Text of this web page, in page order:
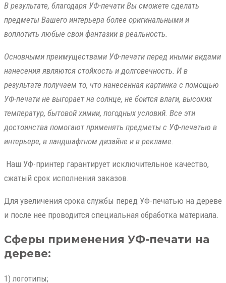
В результате, благодаря УФ-печати Вы сможете сделать
предметы Вашего интерьера более оригинальными и
воплотить любые свои фантазии в реальность.
Основными преимуществами УФ-печати перед иными видами
нанесения являются стойкость и долговечность. И в
результате получаем то, что нанесенная картинка с помощью
УФ-печати не выгорает на солнце, не боится влаги, высоких
температур, бытовой химии, погодных условий. Все эти
достоинства помогают применять предметы с УФ-печатью в
интерьере, в ландшафтном дизайне и в рекламе.
Наш УФ-принтер гарантирует исключительное качество,
сжатый срок исполнения заказов.
Для увеличения срока службы перед УФ-печатью на дереве
и после нее проводится специальная обработка материала.
Сферы применения УФ-печати на
дереве:
1) логотипы;